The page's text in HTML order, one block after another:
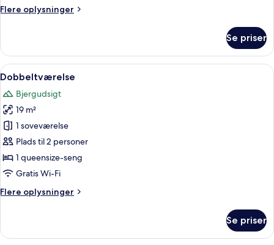
Flere oplysninger
Flere
Se priser
Indlæs
alle
billeder
af
Dobbeltværelse
Et moderne hotelværelse med et
4
Dobbeltværelse
Bjergudsigt
19 m²
1 soveværelse
Plads til 2 personer
1 queensize-seng
Gratis Wi-Fi
Flere oplysninger
Flere
Se priser